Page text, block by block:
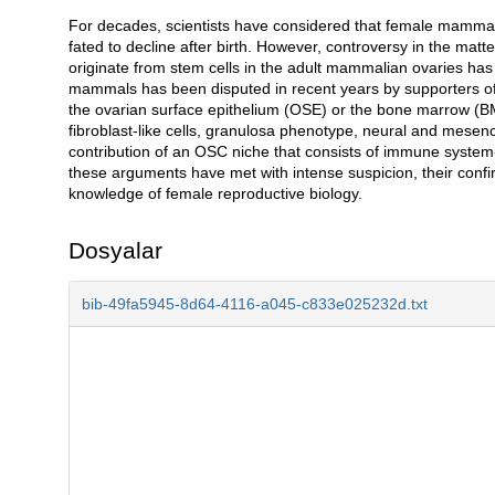
Açıklama
For decades, scientists have considered that female
fated to decline after birth. However, controversy in the
originate from stem cells in the adult mammalian ovaries
mammals has been disputed in recent years by supporters
the ovarian surface epithelium (OSE) or the bone marrow
fibroblast-like cells, granulosa phenotype, neural and
contribution of an OSC niche that consists of immune
these arguments have met with intense suspicion, their
knowledge of female reproductive biology.
Dosyalar
bib-49fa5945-8d64-4116-a045-c833e025232d.txt